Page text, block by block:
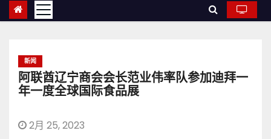
新闻
阿联酋辽宁商会会长范业伟率队参加迪拜一
年一度全球国际食品展
2月 25, 2023